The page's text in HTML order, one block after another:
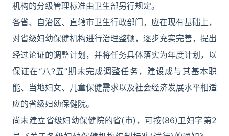
机构的分级管理标准由卫生部另行规定。
各省、自治区、直辖市卫生行政部门，应在现有基础上，
对省级妇幼保健机构进行治理整顿，逐步充实完善，提出
经过论证的调整计划，并将任务具体落实为年度计划，以
保证在“八?五”期末完成调整任务，建设成与其基本职
能、当地妇女、儿童保健需求以及社会经济发展水平相适
应的省级妇幼保健院。
尚未建立省级妇幼保健院的省(市)，可按(86)卫妇字第2